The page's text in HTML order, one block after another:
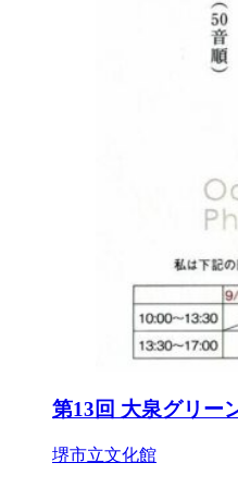
第13回 大泉グリー
堺市立文化館